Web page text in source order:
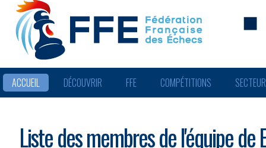
ACCUEIL DÉCOUVRIR FFE COMPÉTITIONS
Liste des membres de l'équipe de